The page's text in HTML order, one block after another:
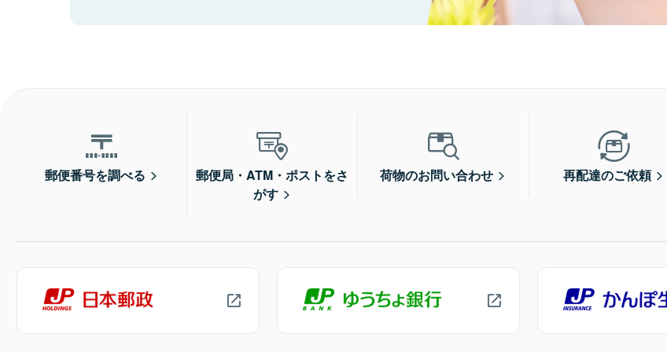
郵便番号を調べる
郵便局・ATM・ポストをさ
がす
荷物のお問い合わせ 再配達のご依頼